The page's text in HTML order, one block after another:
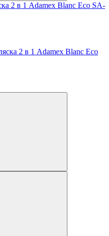
2 в 1 Adamex Blanc Eco SA-